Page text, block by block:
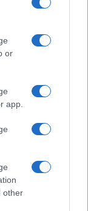
or
app.
other
incaricati
la prima